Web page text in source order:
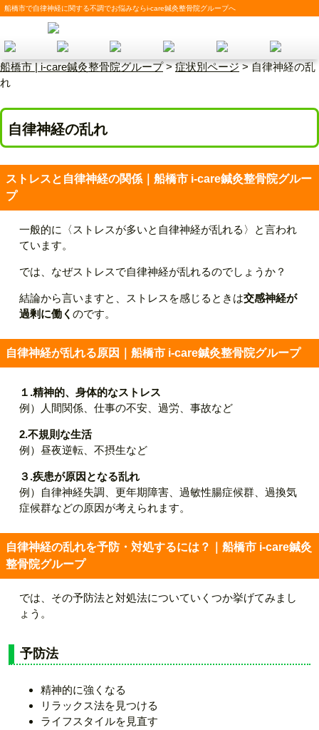
船橋市で自律神経に関する不調でお悩みならi-care鍼灸整骨院グループへ
船橋市 | i-care鍼灸整骨院グループ>症状別ページ> 自律神経の乱
れ
自律神経の乱れ
ストレスと自律神経の関係｜船橋市 i-care鍼灸整骨院グルー
プ
一般的に〈ストレスが多いと自律神経が乱れる〉と言われ
ています。
では、なぜストレスで自律神経が乱れるのでしょうか？
結論から言いますと、ストレスを感じるときは交感神経が
過剰に働く のです。
自律神経が乱れる原因｜船橋市 i-care鍼灸整骨院グループ
１.精神的、身体的なストレス
例）人間関係、仕事の不安、過労、事故など
2.不規則な生活
例）昼夜逆転、不摂生など
３.疾患が原因となる乱れ
例）自律神経失調、更年期障害、過敏性腸症候群、過換気
症候群などの原因が考えられます。
自律神経の乱れを予防・対処するには？｜船橋市 i-care鍼灸
整骨院グループ
では、その予防法と対処法についていくつか挙げてみまし
ょう。
予防法
精神的に強くなる
リラックス法を見つける
ライフスタイルを見直す